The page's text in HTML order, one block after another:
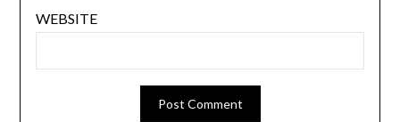
WEBSITE